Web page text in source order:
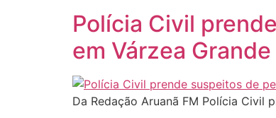
Polícia Civil
em Várzea Grande
Da Redação Aruanã FM Polícia Civil